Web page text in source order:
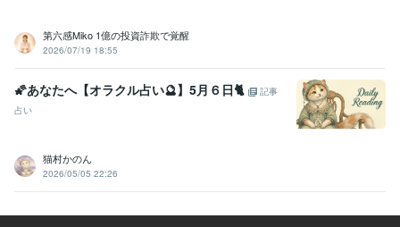
第六感Miko 1億の投資詐欺で覚醒
2026/07/19 18:55
🌠あなたへ【オラクル占い🔮】5月６日🐈
記事
占い
猫村かのん
2026/05/05 22:26